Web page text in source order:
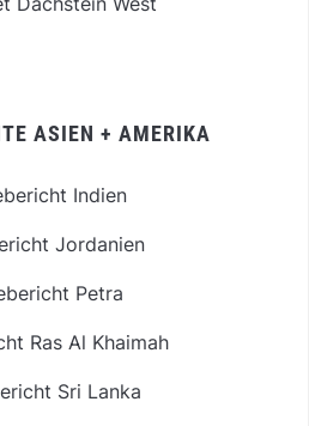
ASIEN + AMERIKA
Indien
Jordanien
Petra
Ras Al Khaimah
Sri Lanka